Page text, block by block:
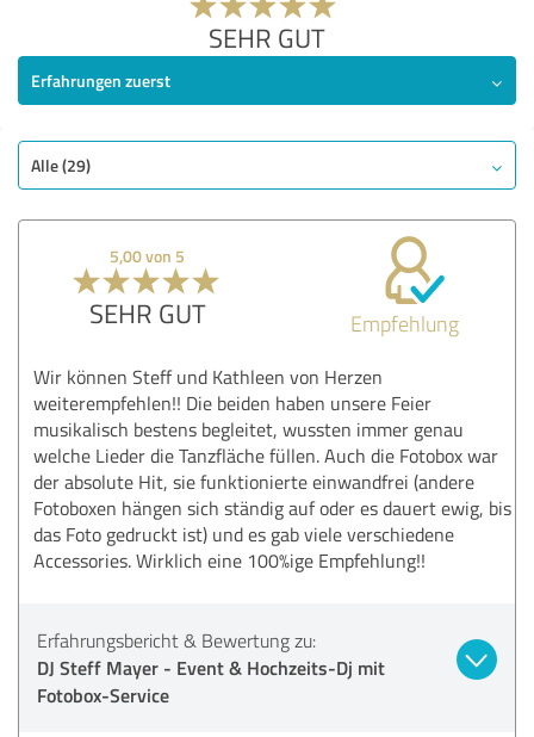
SEHR GUT
Erfahrungen zuerst
Alle (29)
5,00 von 5
SEHR GUT Empfehlung
Wir können Steff und Kathleen von Herzen
weiterempfehlen!! Die beiden haben unsere Feier
musikalisch bestens begleitet, wussten immer genau
welche Lieder die Tanzfläche füllen. Auch die Fotobox war
der absolute Hit, sie funktionierte einwandfrei (andere
Fotoboxen hängen sich ständig auf oder es dauert ewig, bis
das Foto gedruckt ist) und es gab viele verschiedene
Accessories. Wirklich eine 100%ige Empfehlung!!
Erfahrungsbericht & Bewertung zu:
DJ Steff Mayer - Event & Hochzeits-Dj mit
Fotobox-Service